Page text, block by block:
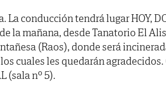
La conducción tendrá lugar HOY,
la mañana, desde Tanatorio El
(Raos), donde será
cuales les quedarán
(sala nº 5).